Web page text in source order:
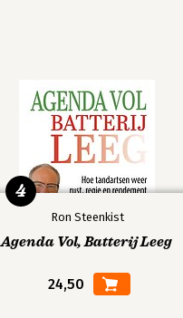
Ron Steenkist
Agenda Vol, Batterij Leeg
24,50
4